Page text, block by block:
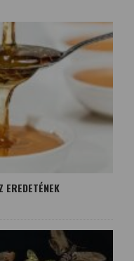
EREDETÉNEK